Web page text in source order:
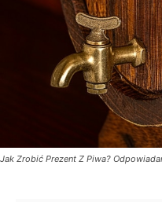
Jak Zrobić Prezent Z Piwa?